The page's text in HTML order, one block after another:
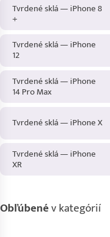
Tvrdené sklá — iPhone 8
+
Tvrdené sklá — iPhone
12
Tvrdené sklá — iPhone
14 Pro Max
Tvrdené sklá — iPhone X
Tvrdené sklá — iPhone
XR
Obľúbenév kategórií